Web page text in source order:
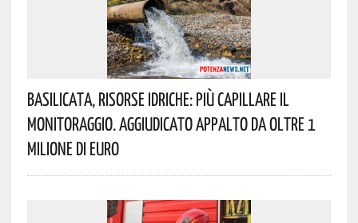
Basilicata, Risorse Idriche: Più Capillare Il
Monitoraggio. Aggiudicato Appalto Da Oltre 1
Milione Di Euro